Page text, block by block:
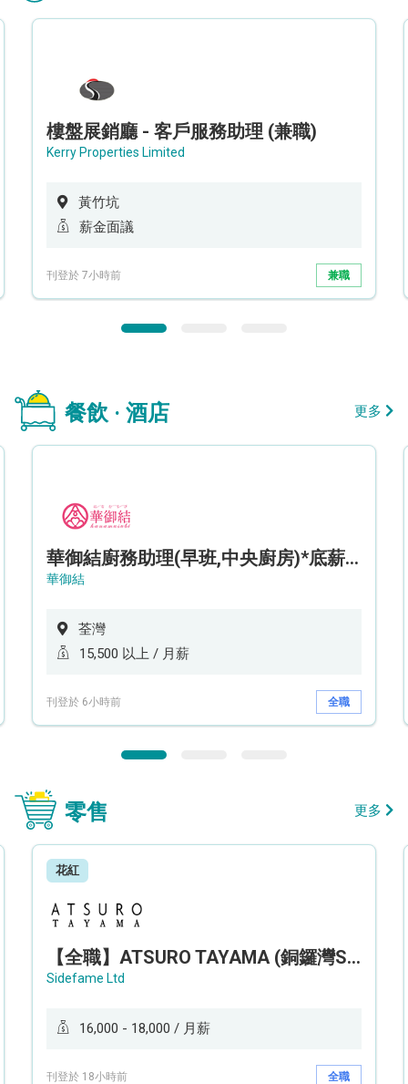
樓盤展銷廳 - 客戶服務助理 (兼職)
Kerry Properties Limited
黃竹坑
薪金面議
刊登於 7小時前 兼職
餐飲 · 酒店 更多
華御結廚務助理(早班,中央廚房)*底薪可達$15.5k* (5天工作週)
華御結
荃灣
15,500 以上 / 月薪
刊登於 6小時前 全職
零售 更多
花紅
【全職】ATSURO TAYAMA (銅鑼灣Sogo分店) 服裝銷售及造型顧問 Sales & Fashion Stylist【永久保證佣金+新人獎金$3,000】
Sidefame Ltd
16,000 - 18,000 / 月薪
刊登於 18小時前 全職